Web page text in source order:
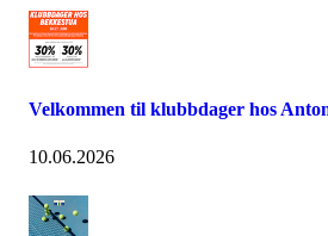
Velkommen til klubbdager hos
10.06.2026